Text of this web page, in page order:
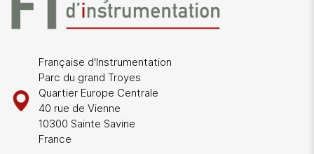
Française d'Instrumentation
Parc du grand Troyes
Quartier Europe Centrale
40 rue de Vienne
10300 Sainte Savine
France